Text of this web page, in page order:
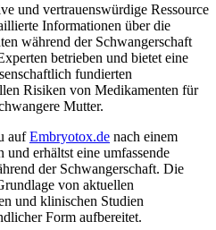
und vertrauenswürdige Ressource
Informationen über die
während der Schwangerschaft
betrieben und bietet eine
fundierten
Risiken von Medikamenten für
Mutter.
aufEmbryotox.de nach einem
erhältst eine umfassende
der Schwangerschaft. Die
von aktuellen
und klinischen Studien
Form aufbereitet.